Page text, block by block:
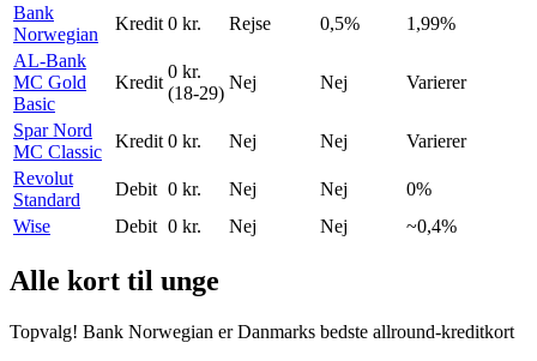
Bank
Norwegian
Kredit 0 kr. Rejse 0,5%
1,99%
AL-Bank
MC Gold
Basic
Kredit
0 kr.
(18-29)
Nej Nej Varierer
Spar Nord
MC Classic
Kredit 0 kr. Nej Nej
Varierer
Revolut
Standard
Debit 0 kr. Nej Nej
0%
Wise
Debit 0 kr. Nej Nej ~0,4%
Alle kort til unge
Topvalg! Bank Norwegian er Danmarks bedste allround-kreditkort